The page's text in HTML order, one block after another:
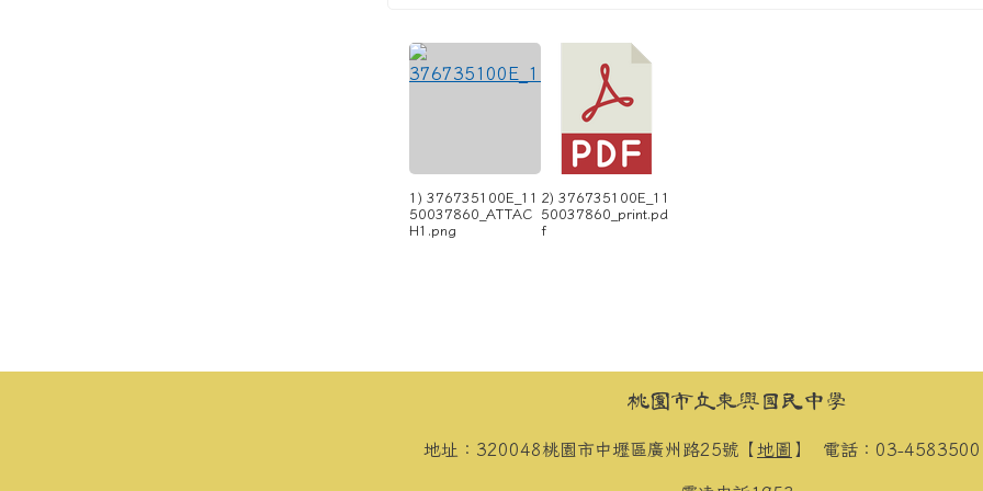
1) 376735100E_11
50037860_ATTAC
H1.png
2) 376735100E_11
50037860_print.pd
f
桃園市立東興國民中學
地址：320048桃園市中壢區廣州路25號【 地圖 】 電話：03-4583500